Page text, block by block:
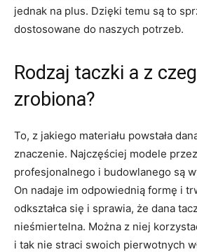
jednak na plus. Dzięki temu są to
dostosowane do naszych potrzeb.
Rodzaj taczki a z
zrobiona?
To, z jakiego materiału powstała
znaczenie. Najczęściej modele
profesjonalnego i budowlanego są
On nadaje im odpowiednią formę i
odkształca się i sprawia, że dana
nieśmiertelna. Można z niej
i tak nie straci swoich pierwotnych